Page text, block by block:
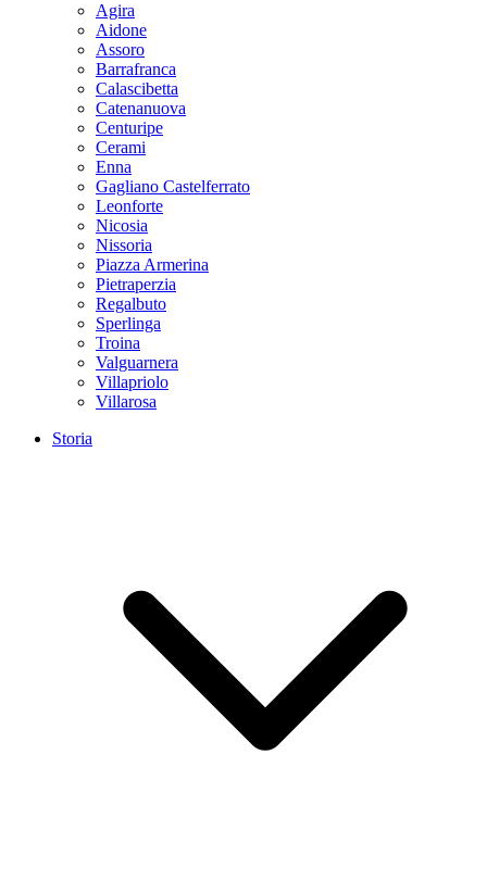
Agira
Aidone
Assoro
Barrafranca
Calascibetta
Catenanuova
Centuripe
Cerami
Enna
Gagliano Castelferrato
Leonforte
Nicosia
Nissoria
Piazza Armerina
Pietraperzia
Regalbuto
Sperlinga
Troina
Valguarnera
Villapriolo
Villarosa
Storia